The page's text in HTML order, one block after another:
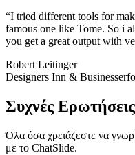
“I tried different tools for
famous one like Tome. So i
you get a great output with
Robert Leitinger
Designers Inn &
Συχνές Ερωτήσεις
Όλα όσα χρειάζεστε να
με το ChatSlide.